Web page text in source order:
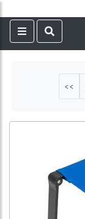
<<